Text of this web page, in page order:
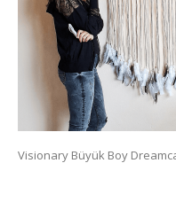
Visionary Büyük Boy